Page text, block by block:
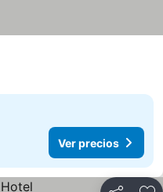
Ver precios